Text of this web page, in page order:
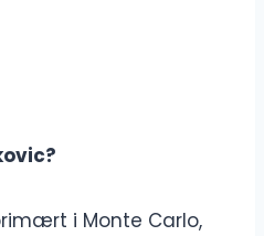
i Monte Carlo,